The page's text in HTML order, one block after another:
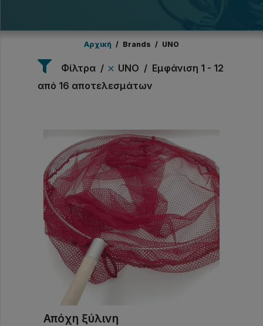
Αρχική / Brands / UNO
Φίλτρα UNO
Εμφάνιση 1 - 12
από 16 αποτελεσμάτων
Απόχη ξύλινη